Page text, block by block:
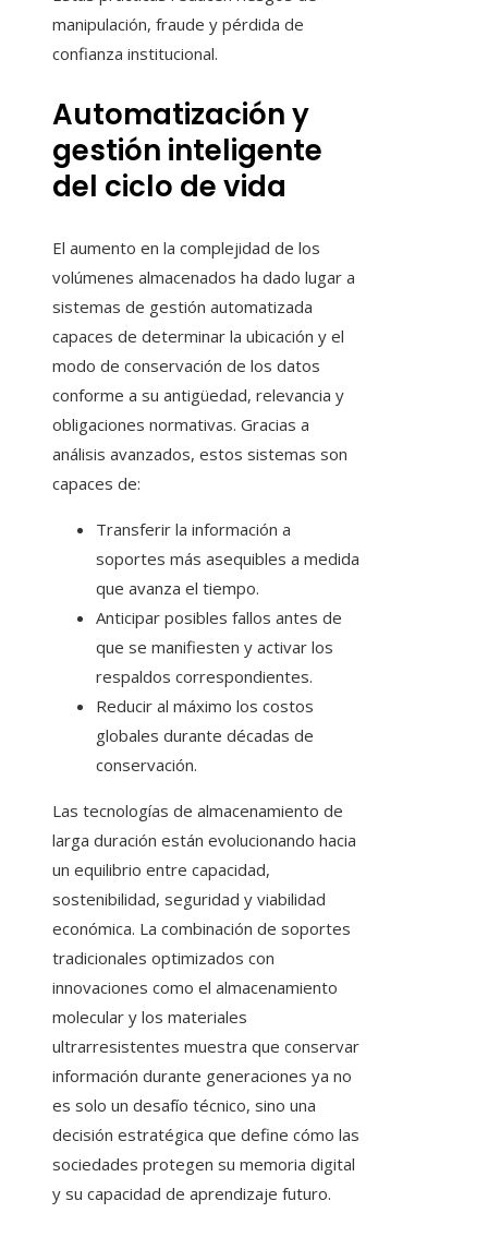
manipulación, fraude y pérdida de
confianza institucional.
Automatización y
gestión inteligente
del ciclo de vida
El aumento en la complejidad de los
volúmenes almacenados ha dado lugar a
sistemas de gestión automatizada
capaces de determinar la ubicación y el
modo de conservación de los datos
conforme a su antigüedad, relevancia y
obligaciones normativas. Gracias a
análisis avanzados, estos sistemas son
capaces de:
Transferir la información a
soportes más asequibles a medida
que avanza el tiempo.
Anticipar posibles fallos antes de
que se manifiesten y activar los
respaldos correspondientes.
Reducir al máximo los costos
globales durante décadas de
conservación.
Las tecnologías de almacenamiento de
larga duración están evolucionando hacia
un equilibrio entre capacidad,
sostenibilidad, seguridad y viabilidad
económica. La combinación de soportes
tradicionales optimizados con
innovaciones como el almacenamiento
molecular y los materiales
ultrarresistentes muestra que conservar
información durante generaciones ya no
es solo un desafío técnico, sino una
decisión estratégica que define cómo las
sociedades protegen su memoria digital
y su capacidad de aprendizaje futuro.